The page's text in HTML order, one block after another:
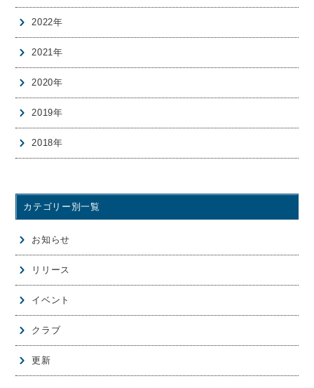
2022年
2021年
2020年
2019年
2018年
カテゴリー別一覧
お知らせ
リリース
イベント
クラブ
更新